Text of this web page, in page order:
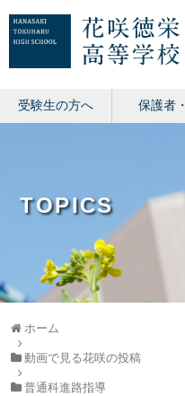
受験生の方へ 保護者
TOPICS
ホーム
動画で見る花咲の投稿
普通科進路指導